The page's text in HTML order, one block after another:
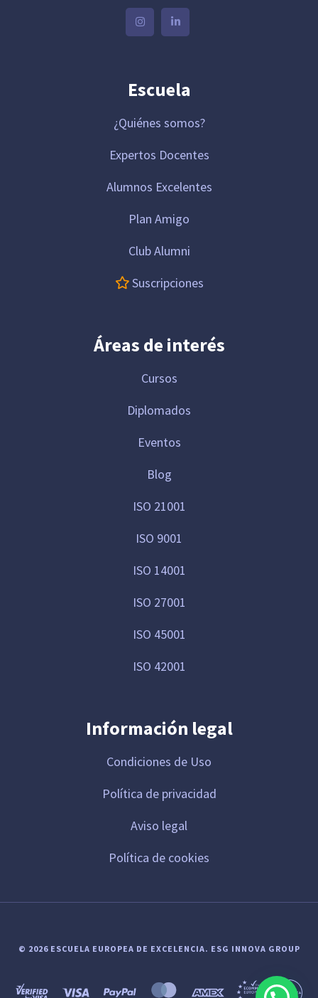
Escuela
¿Quiénes somos?
Expertos Docentes
Alumnos Excelentes
Plan Amigo
Club Alumni
Suscripciones
Áreas de interés
Cursos
Diplomados
Eventos
Blog
ISO 21001
ISO 9001
ISO 14001
ISO 27001
ISO 45001
ISO 42001
Información legal
Condiciones de Uso
Política de privacidad
Aviso legal
Política de cookies
© 2026 ESCUELA EUROPEA DE EXCELENCIA. ESG INNOVA GROUP